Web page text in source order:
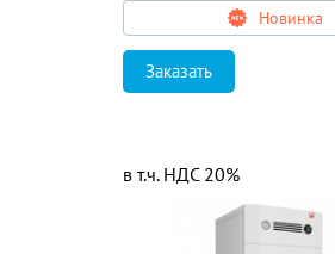
Новинка
Заказать
в т.ч. НДС 20%